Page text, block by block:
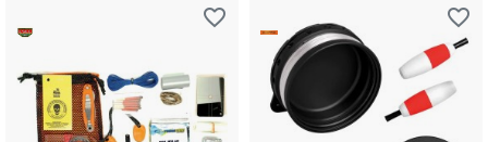
favorite_border favorite_border